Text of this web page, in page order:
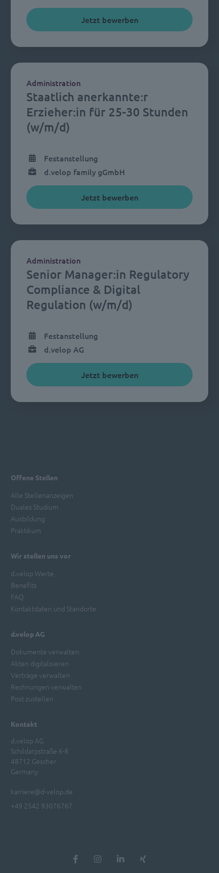
Jetzt bewerben
Staatlich anerkannte:r
Erzieher:in für 25-30 Stunden
(w/m/d)
Administration
Festanstellung
d.velop family gGmbH
Jetzt bewerben
Senior Manager:in Regulatory
Compliance & Digital
Regulation (w/m/d)
Administration
Festanstellung
d.velop AG
Jetzt bewerben
Kontakt
d.velop AG
Schildarpstraße 6-8
48712 Gescher
Germany
karriere@d-velop.de
+49 2542 93076767
Offene Stellen
Alle Stellenanzeigen
Duales Studium
Ausbildung
Praktikum
Wir stellen uns vor
d.velop Werte
Benefits
FAQ
Kontaktdaten und Standorte
d.velop AG
Dokumente verwalten
Akten digitalisieren
Verträge verwalten
Rechnungen verwalten
Post zustellen